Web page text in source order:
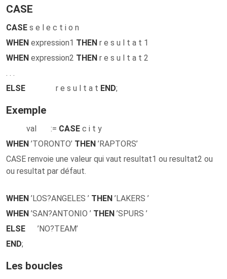
CASE
CASE s e l e c t i o n
WHEN expression1 THEN r e s u l t a t 1
WHEN expression2 THEN r e s u l t a t 2
. . .
ELSE
r e s u l t a t END;
Exemple
val := CASE c i t y
WHEN ’TORONTO’ THEN ’RAPTORS’
CASE renvoie une valeur qui vaut resultat1 ou resultat2 ou
ou resultat par défaut.
WHEN ’LOS?ANGELES ’ THEN ’LAKERS ’
WHEN ’SAN?ANTONIO ’ THEN ’SPURS ’
ELSE
’NO?TEAM’
END;
Les boucles